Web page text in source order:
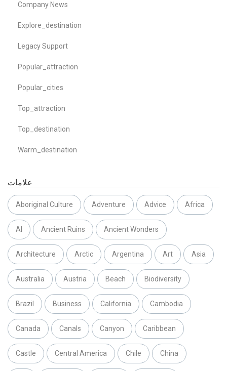
Company News
Explore_destination
Legacy Support
Popular_attraction
Popular_cities
Top_attraction
Top_destination
Warm_destination
علامات
Aboriginal Culture Adventure Advice Africa
AI Ancient Ruins Ancient Wonders
Architecture Arctic Argentina Art Asia
Australia Austria Beach Biodiversity
Brazil Business California Cambodia
Canada Canals Canyon Caribbean
Castle Central America Chile China